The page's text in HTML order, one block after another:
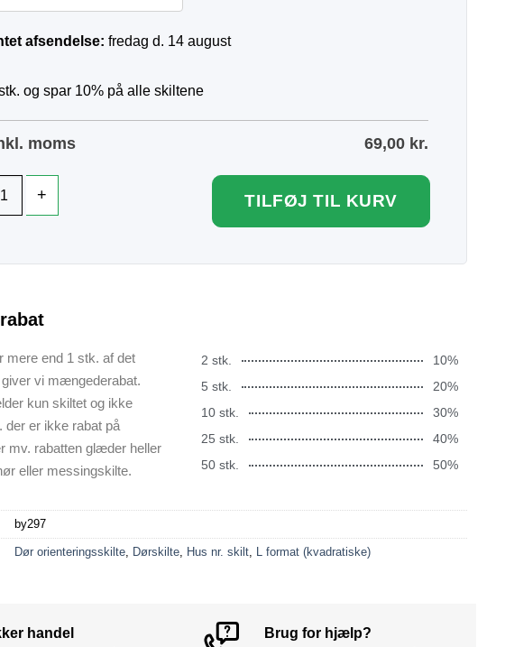
afsendelse: fredag d. 14 august
og spar 10% på alle skiltene
moms 69,00 kr.
TILFØJ TIL KURV
mere end 1 stk. af det
vi mængederabat.
kun skiltet og ikke
er ikke rabat på
mv. rabatten glæder heller
eller messingskilte.
2 stk.
10%
5 stk.
20%
10 stk.
30%
25 stk.
40%
50 stk.
50%
by297
Dør orienteringsskilte Dørskilte Hus nr. skilt L format (kvadratiske)
handel
Brug for hjælp?